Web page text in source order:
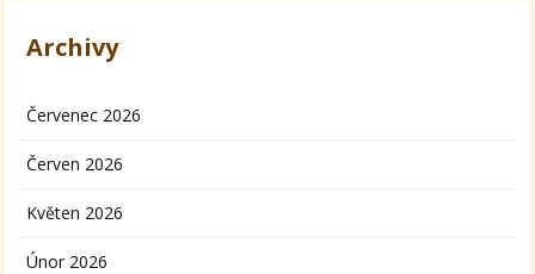
Archivy
Červenec 2026
Červen 2026
Květen 2026
Únor 2026